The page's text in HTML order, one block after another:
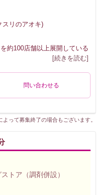
スリのアオキ)
約100店舗以上展開している
[続きを読む]
問い合わせる
って募集終了の場合もございます。
トア（調剤併設）